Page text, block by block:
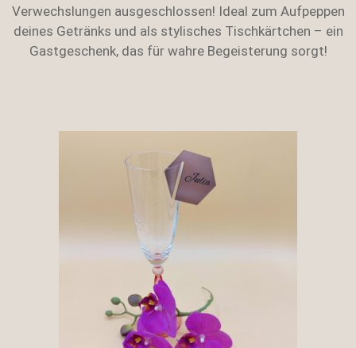
Verwechslungen ausgeschlossen! Ideal zum Aufpeppen
deines Getränks und als stylisches Tischkärtchen – ein
Gastgeschenk, das für wahre Begeisterung sorgt!